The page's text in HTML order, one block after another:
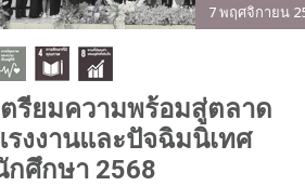
7 พฤศจิกายน
ตรียมความพร้อมสู่ตลาด
รงงานและปัจฉิมนิเทศ
กศึกษา 2568